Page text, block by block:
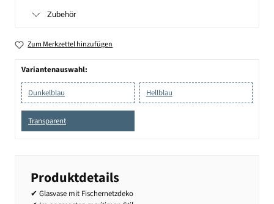
Zubehör
Zum Merkzettel hinzufügen
Variantenauswahl:
Dunkelblau Hellblau
Transparent
Produktdetails
✔ Glasvase mit Fischernetzdeko